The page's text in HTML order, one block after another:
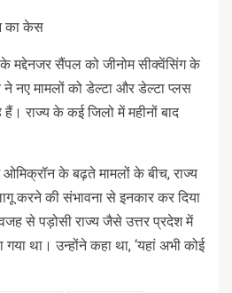
का केस
मद्देनजर सैंपल को जीनोम सीक्वेंसिंग के
ने नए मामलों को डेल्‍टा और डेल्‍टा प्‍लस
राज्य के कई जिलो में महीनों बाद
के बढ़ते मामलों के बीच, राज्य
करने की संभावना से इनकार कर दिया
से पड़ोसी राज्य जैसे उत्तर प्रदेश में
गया था। उन्होंने कहा था, ‘यहां अभी कोई